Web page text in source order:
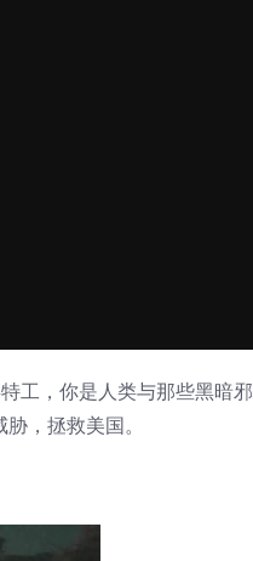
工，你是人类与那些黑暗邪
，拯救美国。